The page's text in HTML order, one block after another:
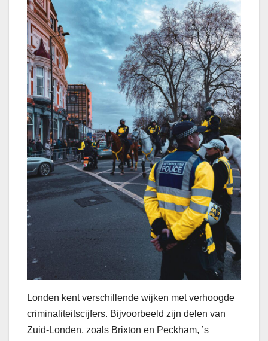
Londen kent verschillende wijken met verhoogde
criminaliteitscijfers. Bijvoorbeeld zijn delen van
Zuid-Londen, zoals Brixton en Peckham, ’s